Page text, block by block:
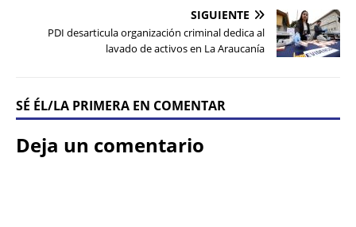
SIGUIENTE
PDI desarticula organización criminal dedica al
lavado de activos en La Araucanía
SÉ ÉL/LA PRIMERA EN COMENTAR
Deja un comentario